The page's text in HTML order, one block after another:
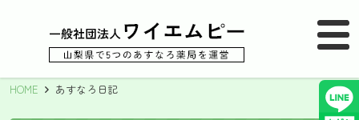
MENUメニュー
HOME あすなろ日記